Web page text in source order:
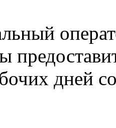
дней